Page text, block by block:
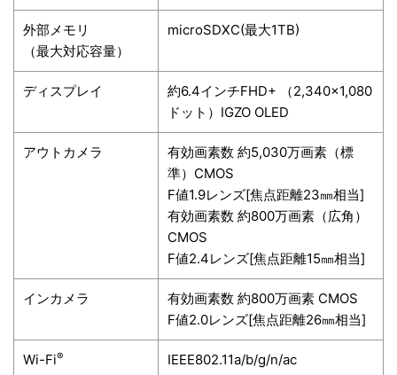
外部メモリ
（最大対応容量）
microSDXC(最大1TB)
ディスプレイ 約6.4インチFHD+
（2,340×1,080
ドット）IGZO OLED
アウトカメラ
有効画素数 約5,030万画素（標
準）CMOS
F値1.9レンズ[焦点距離23㎜相当]
有効画素数 約800万画素（広角）
CMOS
F値2.4レンズ[焦点距離15㎜相当]
インカメラ
有効画素数 約800万画素 CMOS
F値2.0レンズ[焦点距離26㎜相当]
Wi-Fi® IEEE802.11a/b/g/n/ac